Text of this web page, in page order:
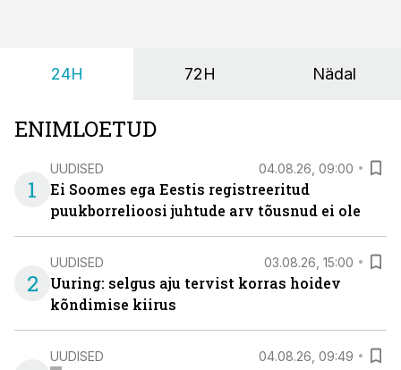
24H 72H Nädal
ENIMLOETUD
1
UUDISED 04.08.26, 09:00
Ei Soomes ega Eestis registreeritud
puukborrelioosi juhtude arv tõusnud ei ole
2
UUDISED 03.08.26, 15:00
Uuring: selgus aju tervist korras hoidev
kõndimise kiirus
UUDISED 04.08.26, 09:49